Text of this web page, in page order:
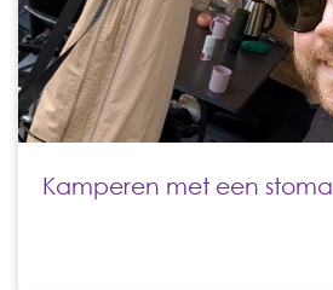
Kamperen met een stoma